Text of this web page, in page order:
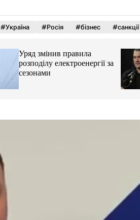
#Україна #Росія #бізнес #санкції
Уряд змінив правила
розподілу електроенергії за
сезонами